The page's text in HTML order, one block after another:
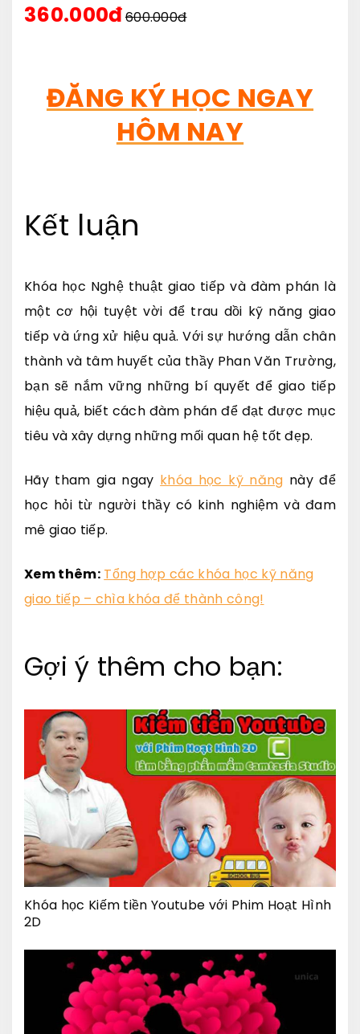
360.000đ600.000đ
ĐĂNG KÝ HỌC NGAY
HÔM NAY
Kết luận
Khóa học Nghệ thuật giao tiếp và đàm phán là
một cơ hội tuyệt vời để trau dồi kỹ năng giao
tiếp và ứng xử hiệu quả. Với sự hướng dẫn chân
thành và tâm huyết của thầy Phan Văn Trường,
bạn sẽ nắm vững những bí quyết để giao tiếp
hiệu quả, biết cách đàm phán để đạt được mục
tiêu và xây dựng những mối quan hệ tốt đẹp.
Hãy tham gia ngay khóa học kỹ năng này để
học hỏi từ người thầy có kinh nghiệm và đam
mê giao tiếp.
Xem thêm: Tổng hợp các khóa học kỹ năng
giao tiếp – chìa khóa để thành công!
Gợi ý thêm cho bạn:
Khóa học Kiếm tiền Youtube với Phim Hoạt Hình
2D